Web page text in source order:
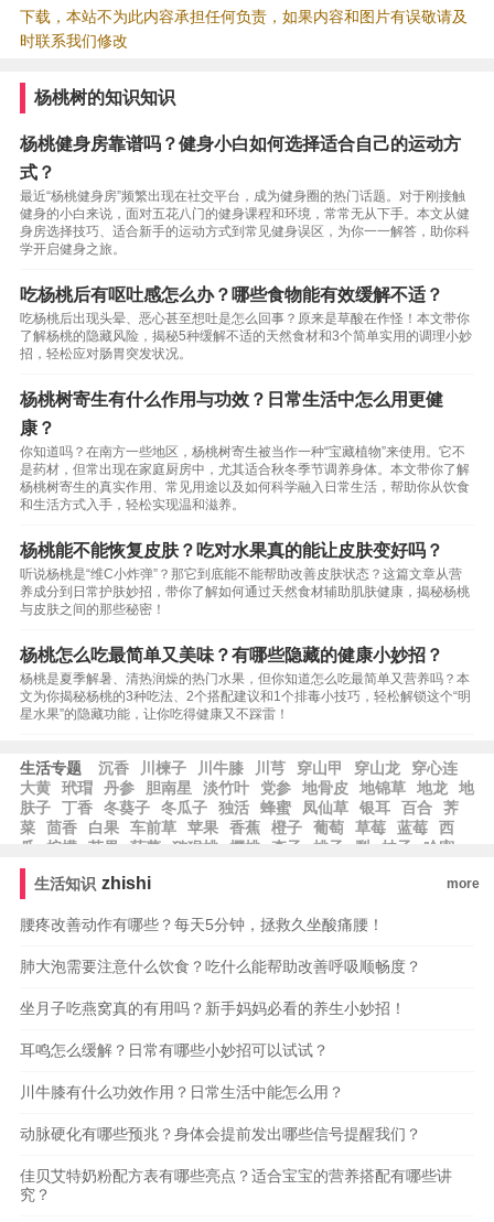
下载，本站不为此内容承担任何负责，如果内容和图片有误敬请及
时联系我们修改
杨桃树的知识知识
杨桃健身房靠谱吗？健身小白如何选择适合自己的运动方
式？
最近“杨桃健身房”频繁出现在社交平台，成为健身圈的热门话题。对于刚接触
健身的小白来说，面对五花八门的健身课程和环境，常常无从下手。本文从健
身房选择技巧、适合新手的运动方式到常见健身误区，为你一一解答，助你科
学开启健身之旅。
吃杨桃后有呕吐感怎么办？哪些食物能有效缓解不适？
吃杨桃后出现头晕、恶心甚至想吐是怎么回事？原来是草酸在作怪！本文带你
了解杨桃的隐藏风险，揭秘5种缓解不适的天然食材和3个简单实用的调理小妙
招，轻松应对肠胃突发状况。
杨桃树寄生有什么作用与功效？日常生活中怎么用更健
康？
你知道吗？在南方一些地区，杨桃树寄生被当作一种“宝藏植物”来使用。它不
是药材，但常出现在家庭厨房中，尤其适合秋冬季节调养身体。本文带你了解
杨桃树寄生的真实作用、常见用途以及如何科学融入日常生活，帮助你从饮食
和生活方式入手，轻松实现温和滋养。
杨桃能不能恢复皮肤？吃对水果真的能让皮肤变好吗？
听说杨桃是“维C小炸弹”？那它到底能不能帮助改善皮肤状态？这篇文章从营
养成分到日常护肤妙招，带你了解如何通过天然食材辅助肌肤健康，揭秘杨桃
与皮肤之间的那些秘密！
杨桃怎么吃最简单又美味？有哪些隐藏的健康小妙招？
杨桃是夏季解暑、清热润燥的热门水果，但你知道怎么吃最简单又营养吗？本
文为你揭秘杨桃的3种吃法、2个搭配建议和1个排毒小技巧，轻松解锁这个“明
星水果”的隐藏功能，让你吃得健康又不踩雷！
生活专题 沉香 川楝子 川牛膝 川芎 穿山甲 穿山龙
穿心连
大黄
玳瑁 丹参 胆南星 淡竹叶 党参 地骨皮 地锦草 地龙
地
肤子
丁香 冬葵子 冬瓜子 独活 蜂蜜 凤仙草 银耳 百合
荠
菜
茴香 白果 车前草 苹果 香蕉 橙子 葡萄 草莓 蓝莓
西
瓜
柠檬 芒果 菠萝 猕猴桃 樱桃 李子 桃子 梨 柚子
哈密
瓜
生活知识 zhishi more
腰疼改善动作有哪些？每天5分钟，拯救久坐酸痛腰！
肺大泡需要注意什么饮食？吃什么能帮助改善呼吸顺畅度？
坐月子吃燕窝真的有用吗？新手妈妈必看的养生小妙招！
耳鸣怎么缓解？日常有哪些小妙招可以试试？
川牛膝有什么功效作用？日常生活中能怎么用？
动脉硬化有哪些预兆？身体会提前发出哪些信号提醒我们？
佳贝艾特奶粉配方表有哪些亮点？适合宝宝的营养搭配有哪些讲
究？